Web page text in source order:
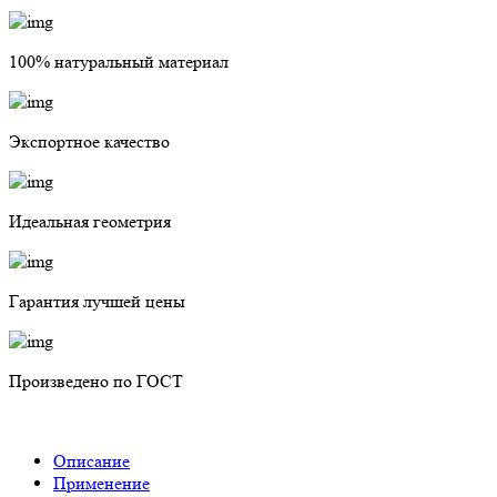
100% натуральный материал
Экспортное качество
Идеальная геометрия
Гарантия лучшей цены
Произведено по ГОСТ
Описание
Применение